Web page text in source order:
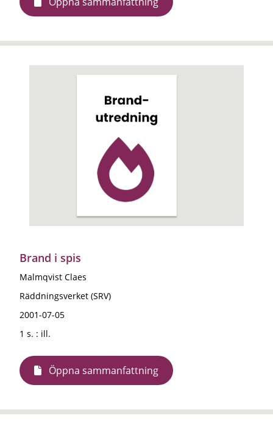
Brand i spis
Malmqvist Claes
Räddningsverket (SRV)
2001-07-05
1 s. : ill.
Öppna sammanfattning